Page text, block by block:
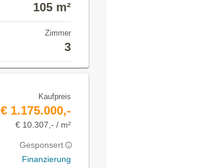
105 m²
Zimmer
3
Kaufpreis
€ 1.175.000,-
€ 10.307,- / m²
Gesponsert
Finanzierung